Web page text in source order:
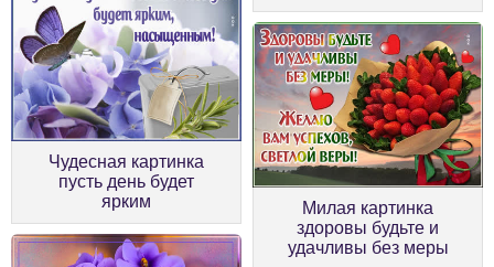
Чудесная картинка
пусть день будет
ярким
Милая картинка
здоровы будьте и
удачливы без меры